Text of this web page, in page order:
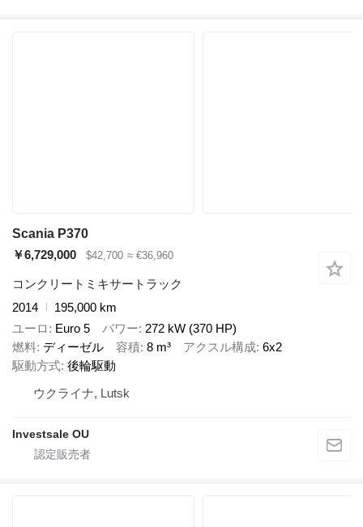
Scania P370
￥6,729,000
$42,700 ≈ €36,960
コンクリートミキサートラック
2014
195,000 km
ユーロ
Euro 5 パワー 272 kW (370 HP)
燃料 ディーゼル 容積 8 m³ アクスル構成 6x2
駆動方式 後輪駆動
ウクライナ, Lutsk
Investsale OU